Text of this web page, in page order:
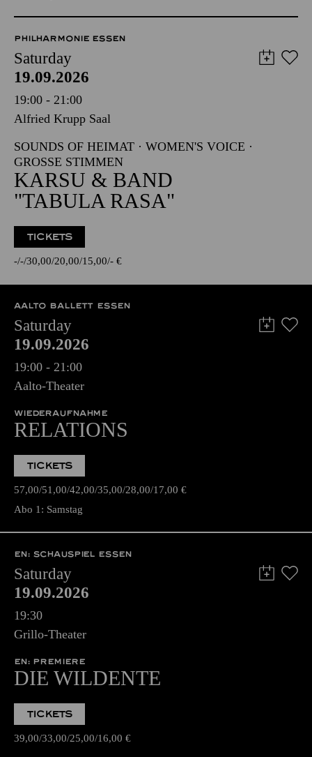
PHILHARMONIE ESSEN
Saturday
19.09.2026
19:00 - 21:00
Alfried Krupp Saal
SOUNDS OF HEIMAT · WOMEN'S VOICE ·
GROSSE STIMMEN
KARSU & BAND
"TABULA RASA"
TICKETS
- - 30,00 20,00 15,00 - €
AALTO BALLETT ESSEN
Saturday
19.09.2026
19:00 - 21:00
Aalto-Theater
WIEDERAUFNAHME
RELATIONS
TICKETS
57,00 51,00 42,00 35,00 28,00 17,00 €
Abo 1: Samstag
EN: SCHAUSPIEL ESSEN
Saturday
19.09.2026
19:30
Grillo-Theater
EN: PREMIERE
DIE WILDENTE
TICKETS
39,00 33,00 25,00 16,00 €